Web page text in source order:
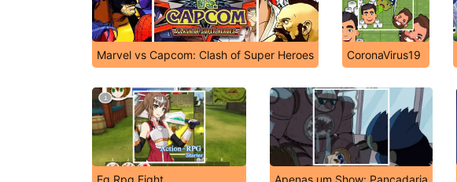
Marvel vs Capcom: Clash of Super Heroes CoronaVirus19
Eg Rpg Fight Apenas um Show: Pancadaria